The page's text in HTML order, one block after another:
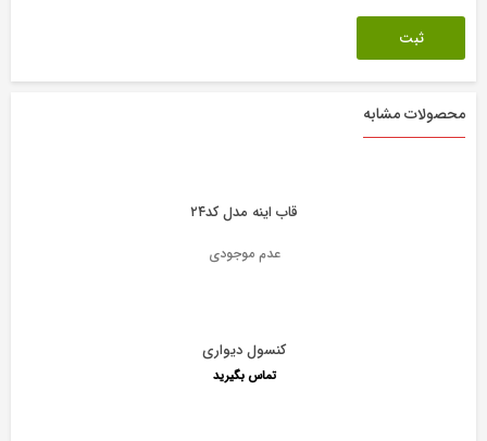
محصولات مشابه
قاب اینه مدل کد۲۴
عدم موجودی
کنسول دیواری
تماس بگیرید